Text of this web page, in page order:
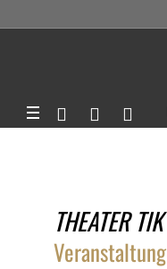
THEATER